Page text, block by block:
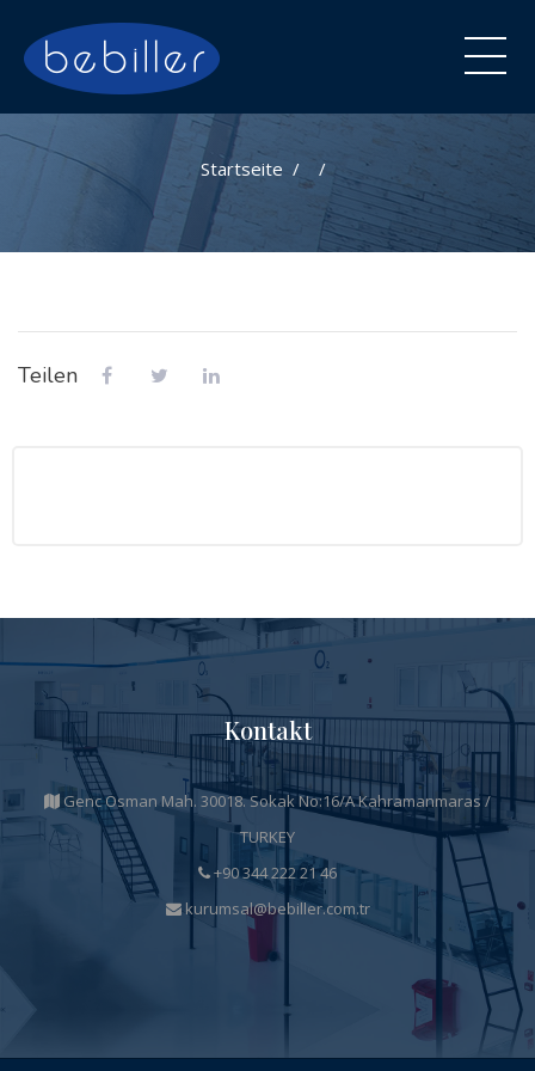
Startseite
Teilen
Kontakt
Genc Osman Mah. 30018. Sokak No:16/A Kahramanmaras /
TURKEY
+90 344 222 21 46
kurumsal@bebiller.com.tr